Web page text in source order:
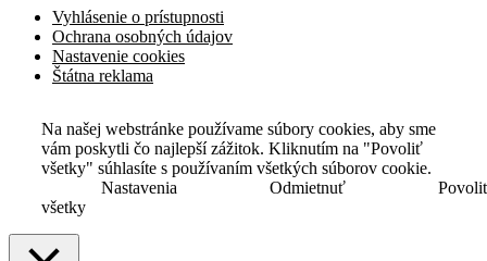
Vyhlásenie o prístupnosti
Ochrana osobných údajov
Nastavenie cookies
Štátna reklama
Na našej webstránke používame súbory cookies, aby sme
vám poskytli čo najlepší zážitok. Kliknutím na "Povoliť
všetky" súhlasíte s používaním všetkých súborov cookie.
Nastavenia
Odmietnuť
všetky